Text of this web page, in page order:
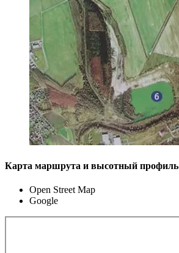
Карта маршрута и высотный профиль
Open Street Map
Google